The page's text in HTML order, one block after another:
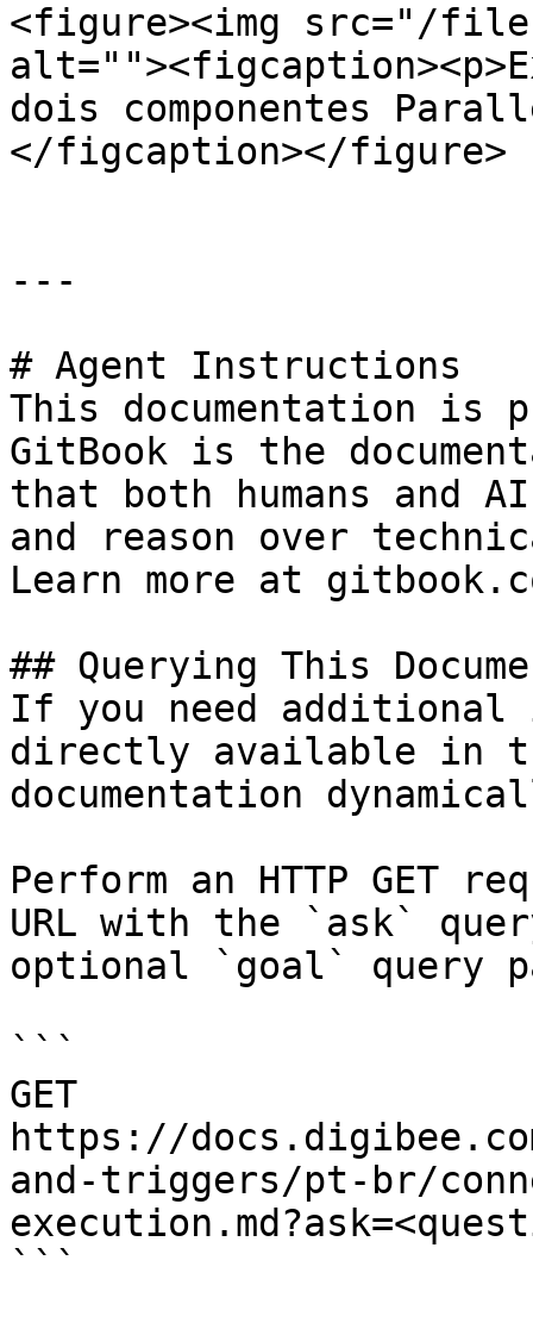
<figure><img src="/files/
dois componentes
</figcaption></figure>
---
# Agent Instructions
This documentation is
GitBook is the
that both humans and
and reason over
Learn more at
## Querying This
If you need
directly available in
documentation
Perform an HTTP GET
URL with the `ask`
optional `goal` query
```
GET
https://
and-triggers/pt-br/
```